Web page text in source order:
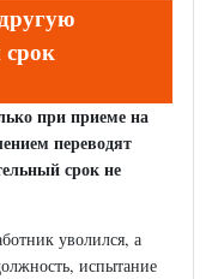
при приеме на
переводят
срок не
уволился, а
испытание